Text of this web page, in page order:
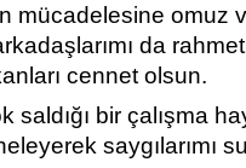
mücadelesine omuz
da
cennet olsun.
saldığı bir çalışma
saygılarımı